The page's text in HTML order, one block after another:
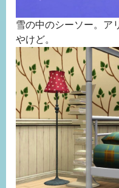
雪の中のシーソー。ア
やけど。